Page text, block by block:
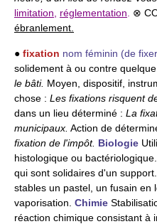
limitation
réglementation ⊗
ébranlement.
● fixation nom féminin (de
solidement à ou contre
le bâti. Moyen, dispositif,
chose : Les fixations risquent
dans un lieu déterminé : La
municipaux. Action de
fixation de l'impôt. Biologie
histologique ou
qui sont solidaires d'un support.
stables un pastel, un fusain en
vaporisation. Chimie
réaction chimique consistant à